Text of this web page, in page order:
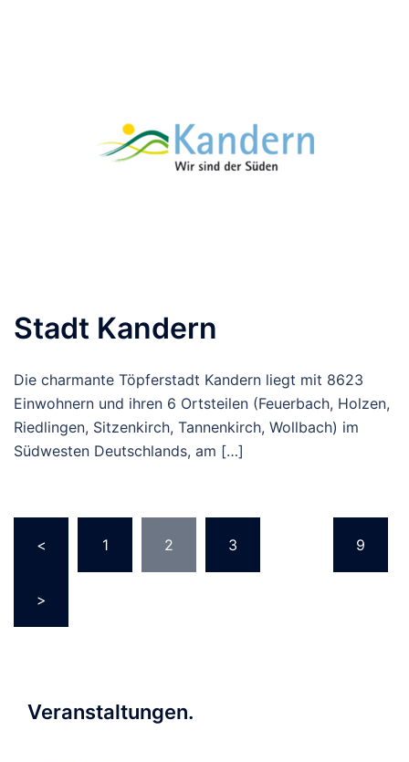
Stadt Kandern
Die charmante Töpferstadt Kandern liegt mit 8623
Einwohnern und ihren 6 Ortsteilen (Feuerbach, Holzen,
Riedlingen, Sitzenkirch, Tannenkirch, Wollbach) im
Südwesten Deutschlands, am […]
Seitennummerierung
Beiträge
< 1 2 3 9
>
Veranstaltungen.